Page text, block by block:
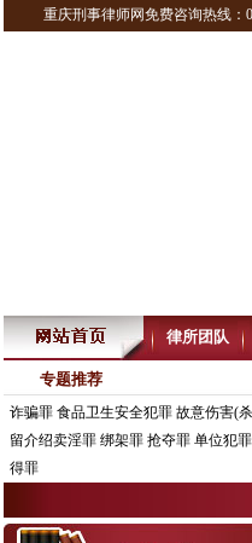
重庆刑事律师网免费咨询热线：
律所团队
专题推荐
诈骗罪 食品卫生安全犯罪 故意伤害(
留介绍卖淫罪 绑架罪 抢夺罪 单位犯罪
得罪